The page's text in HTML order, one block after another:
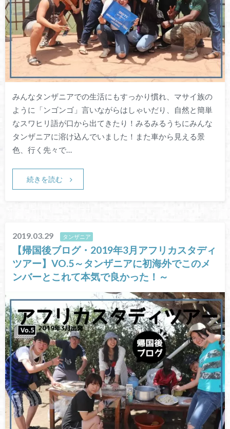
みんなタンザニアでの生活にもすっかり慣れ、マサイ族の
ように「ンゴンゴ」言いながらはしゃいだり、自然と簡単
なスワヒリ語が口から出てきたり！みるみるうちにみんな
タンザニアに溶け込んでいました！また車から見える景
色、行く先々で…
続きを読む
2019.03.29 タンザニア
【帰国後ブログ・2019年3月アフリカスタディ
ツアー】VO.5～タンザニアに初海外でこのメ
ンバーとこれて本気で良かった！～